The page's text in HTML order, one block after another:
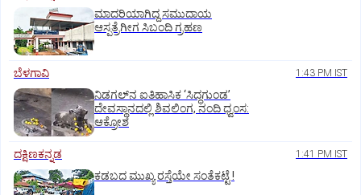
ಮಾದರಿಯಾಗಿದ್ದ ಸಮುದಾಯ
ಆಸ್ಪತ್ರೆಗೀಗ ಸಿಬಂದಿ ಗ್ರಹಣ
ಬೆಳಗಾವಿ 1:43 PM IST
ನಿಡಗಲ್‌ನ ಐತಿಹಾಸಿಕ ‘ಸಿದ್ಧಗುಂಡ’
ದೇವಸ್ಥಾನದಲ್ಲಿ ಶಿವಲಿಂಗ, ನಂದಿ ಧ್ವಂಸ:
ಆಕ್ರೋಶ
ದಕ್ಷಿಣಕನ್ನಡ 1:41 PM IST
ಕಡಬದ ಮುಖ್ಯ ರಸ್ತೆಯೇ ಸಂತೆಕಟ್ಟೆ !